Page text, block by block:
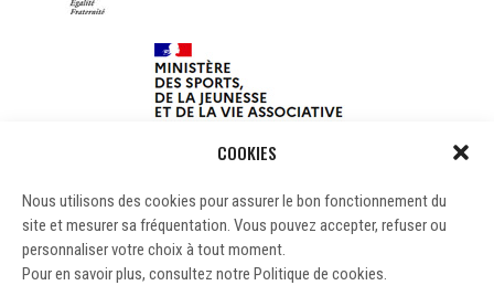
COOKIES
Nous utilisons des cookies pour assurer le bon fonctionnement du
site et mesurer sa fréquentation. Vous pouvez accepter, refuser ou
personnaliser votre choix à tout moment.
Pour en savoir plus, consultez notre Politique de cookies.